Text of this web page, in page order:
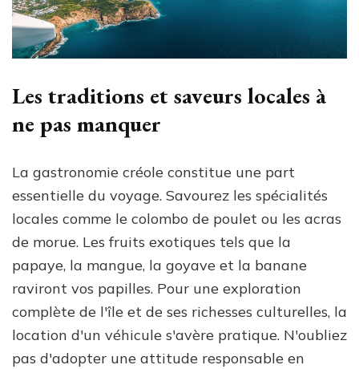
Les traditions et saveurs locales à
ne pas manquer
La gastronomie créole constitue une part
essentielle du voyage. Savourez les spécialités
locales comme le colombo de poulet ou les acras
de morue. Les fruits exotiques tels que la
papaye, la mangue, la goyave et la banane
raviront vos papilles. Pour une exploration
complète de l'île et de ses richesses culturelles, la
location d'un véhicule s'avère pratique. N'oubliez
pas d'adopter une attitude responsable en